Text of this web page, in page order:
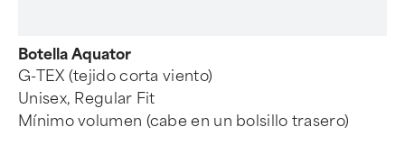
Botella Aquator
G-TEX (tejido corta viento)
Unisex, Regular Fit
Mínimo volumen (cabe en un bolsillo trasero)